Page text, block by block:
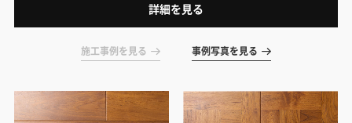
詳細を見る
施工事例を見る 事例写真を見る